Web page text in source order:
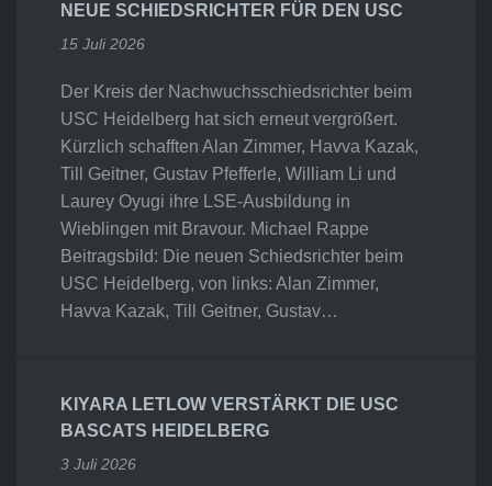
NEUE SCHIEDSRICHTER FÜR DEN USC
15 Juli 2026
Der Kreis der Nachwuchsschiedsrichter beim
USC Heidelberg hat sich erneut vergrößert.
Kürzlich schafften Alan Zimmer, Havva Kazak,
Till Geitner, Gustav Pfefferle, William Li und
Laurey Oyugi ihre LSE-Ausbildung in
Wieblingen mit Bravour. Michael Rappe
Beitragsbild: Die neuen Schiedsrichter beim
USC Heidelberg, von links: Alan Zimmer,
Havva Kazak, Till Geitner, Gustav…
KIYARA LETLOW VERSTÄRKT DIE USC
BASCATS HEIDELBERG
3 Juli 2026